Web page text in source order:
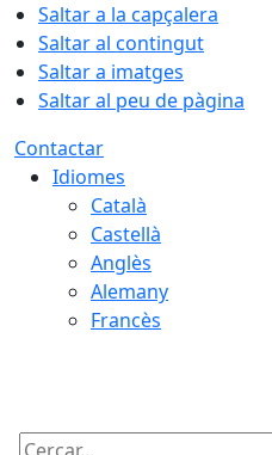
Saltar a la capçalera
Saltar al contingut
Saltar a imatges
Saltar al peu de pàgina
Contactar
Idiomes
Català
Castellà
Anglès
Alemany
Francès